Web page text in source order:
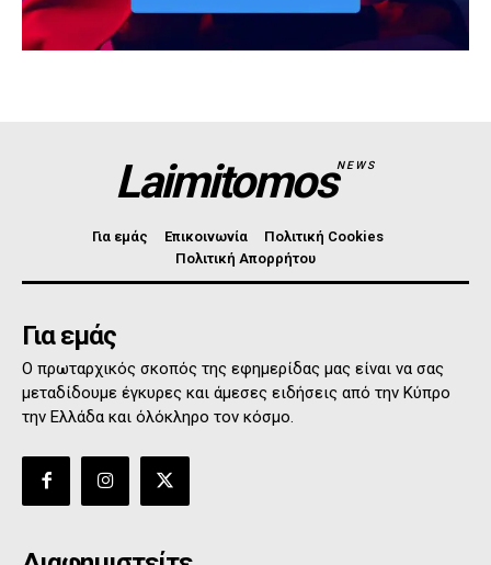
LaimitomosNEWS
Για εμάς Επικοινωνία
Πολιτική Cookies
Πολιτική Απορρήτου
Για εμάς
Ο πρωταρχικός σκοπός της εφημερίδας μας είναι να σας
μεταδίδουμε έγκυρες και άμεσες ειδήσεις από την Κύπρο
την Ελλάδα και όλόκληρο τον κόσμο.